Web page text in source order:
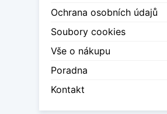
Ochrana osobních údajů
Soubory cookies
Vše o nákupu
Poradna
Kontakt